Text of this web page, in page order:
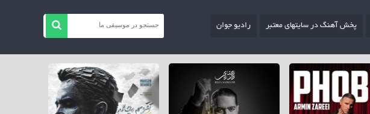
پخش آهنگ در سایتهای معتبر رادیو جوان